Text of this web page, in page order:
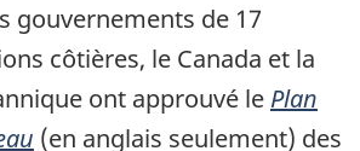
gouvernements de 17
côtières, le Canada et la
ont approuvé le Plan
(en anglais seulement) des